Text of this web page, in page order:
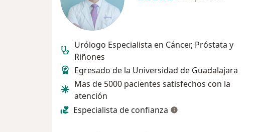
Urólogo Especialista en Cáncer, Próstata y
Riñones
Egresado de la Universidad de Guadalajara
Mas de 5000 pacientes satisfechos con la
atención
Especialista de confianza